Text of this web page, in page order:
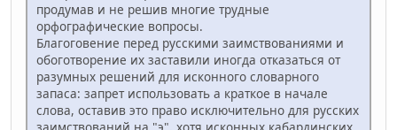
продумав и не решив многие трудные
орфографические вопросы.
Благоговение перед русскими заимствованиями и
обоготворение их заставили иногда отказаться от
разумных решений для исконного словарного
запаса: запрет использовать а краткое в начале
слова, оставив это право исключительно для русских
заимствований на "э", хотя исконных кабардинских